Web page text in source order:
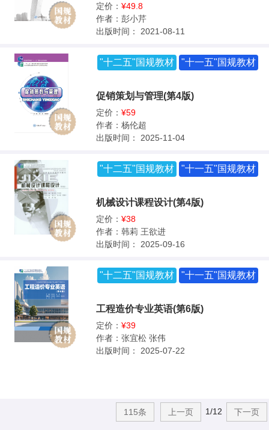
定价： ¥49.8
作者： 彭小芹
出版时间：
2021-08-11
"十二五"国规教材 "十一五"国规教材
促销策划与管理(第4版)
定价： ¥59
作者： 杨伦超
出版时间：
2025-11-04
"十二五"国规教材 "十一五"国规教材
机械设计课程设计(第4版)
定价： ¥38
作者： 韩莉 王欲进
出版时间：
2025-09-16
"十二五"国规教材 "十一五"国规教材
工程造价专业英语(第6版)
定价： ¥39
作者： 张宜松 张伟
出版时间：
2025-07-22
115条 上一页 1/12 下一页